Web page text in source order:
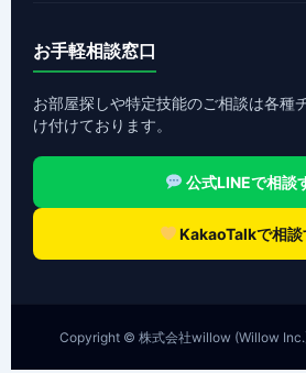
お手軽相談窓口
お部屋探しや特定技能のご相談は各種
け付けております。
公式LINEで相談
KakaoTalkで相談
Copyright © 株式会社willow (Willow